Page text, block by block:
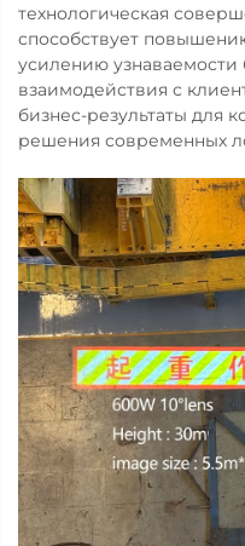
технологическая
способствует
усилению
взаимодействия с
бизнес-результаты для
решения современных